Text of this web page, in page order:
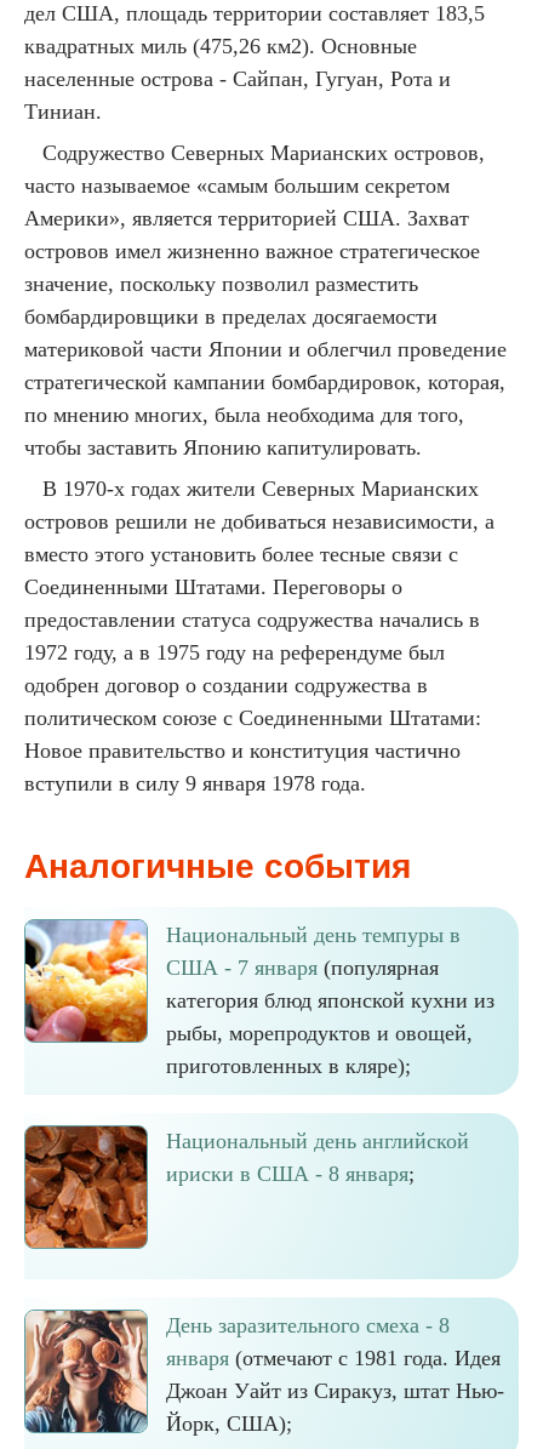
дел США, площадь территории составляет 183,5
квадратных миль (475,26 км2). Основные
населенные острова - Сайпан, Гугуан, Рота и
Тиниан.
Содружество Северных Марианских островов,
часто называемое «самым большим секретом
Америки», является территорией США. Захват
островов имел жизненно важное стратегическое
значение, поскольку позволил разместить
бомбардировщики в пределах досягаемости
материковой части Японии и облегчил проведение
стратегической кампании бомбардировок, которая,
по мнению многих, была необходима для того,
чтобы заставить Японию капитулировать.
В 1970-х годах жители Северных Марианских
островов решили не добиваться независимости, а
вместо этого установить более тесные связи с
Соединенными Штатами. Переговоры о
предоставлении статуса содружества начались в
1972 году, а в 1975 году на референдуме был
одобрен договор о создании содружества в
политическом союзе с Соединенными Штатами:
Новое правительство и конституция частично
вступили в силу 9 января 1978 года.
Аналогичные события
Национальный день темпуры в
США - 7 января (популярная
категория блюд японской кухни из
рыбы, морепродуктов и овощей,
приготовленных в кляре);
Национальный день английской
ириски в США - 8 января;
День заразительного смеха - 8
января (отмечают с 1981 года. Идея
Джоан Уайт из Сиракуз, штат Нью-
Йорк, США);